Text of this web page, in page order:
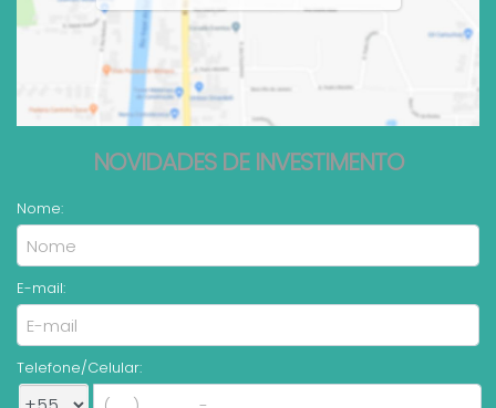
NOVIDADES DE INVESTIMENTO
Nome:
E-mail:
Telefone/Celular: